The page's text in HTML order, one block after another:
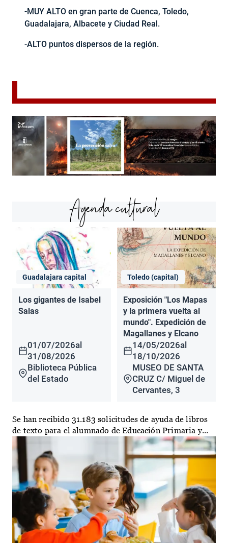
-MUY ALTO en gran parte de Cuenca, Toledo,
Guadalajara, Albacete y Ciudad Real.
-ALTO puntos dispersos de la región.
Agenda cultural
Guadalajara capital
Los gigantes de Isabel
Salas
01/07/2026al
31/08/2026
Biblioteca Pública
del Estado
Toledo (capital)
Exposición "Los Mapas
y la primera vuelta al
mundo". Expedición de
Magallanes y Elcano
14/05/2026al
18/10/2026
MUSEO DE SANTA
CRUZ C/ Miguel de
Cervantes, 3
Se han recibido 31.183 solicitudes de ayuda de libros
de texto para el alumnado de Educación Primaria y...